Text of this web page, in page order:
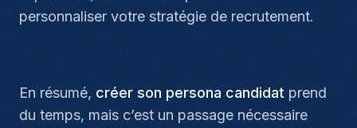
personnaliser votre stratégie de recrutement.
En résumé, créer son persona candidat prend
du temps, mais c’est un passage nécessaire